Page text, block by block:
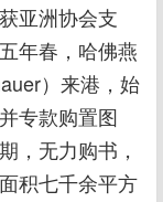
亚洲协会支
年春，哈佛燕
）来港，始
专款购置图
，无力购书，
积七千余平方